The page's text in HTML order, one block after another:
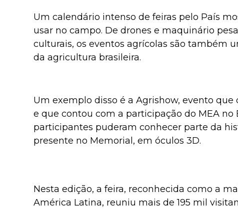
Um calendário intenso de feiras pelo País
usar no campo. De drones e maquinário
culturais, os eventos agrícolas são também
da agricultura brasileira.
Um exemplo disso é a Agrishow, evento
e que contou com a participação do MEA no
participantes puderam conhecer parte da
presente no Memorial, em óculos 3D.
Nesta edição, a feira, reconhecida como a
América Latina, reuniu mais de 195 mil